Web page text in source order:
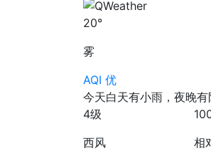
20°
雾
AQI 优
今天白天有小雨，夜晚
4级
西风
相